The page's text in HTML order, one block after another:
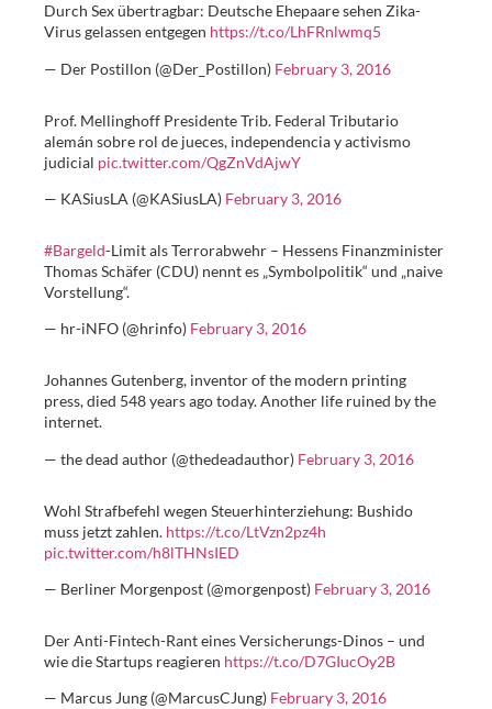
Durch Sex übertragbar: Deutsche Ehepaare sehen Zika-
Virus gelassen entgegen https://t.co/LhFRnlwmq5
— Der Postillon (@Der_Postillon) February 3, 2016
Prof. Mellinghoff Presidente Trib. Federal Tributario
alemán sobre rol de jueces, independencia y activismo
judicial pic.twitter.com/QgZnVdAjwY
— KASiusLA (@KASiusLA) February 3, 2016
#Bargeld-Limit als Terrorabwehr – Hessens Finanzminister
Thomas Schäfer (CDU) nennt es „Symbolpolitik“ und „naive
Vorstellung“.
— hr-iNFO (@hrinfo) February 3, 2016
Johannes Gutenberg, inventor of the modern printing
press, died 548 years ago today. Another life ruined by the
internet.
— the dead author (@thedeadauthor) February 3, 2016
Wohl Strafbefehl wegen Steuerhinterziehung: Bushido
muss jetzt zahlen. https://t.co/LtVzn2pz4h
pic.twitter.com/h8lTHNsIED
— Berliner Morgenpost (@morgenpost) February 3, 2016
Der Anti-Fintech-Rant eines Versicherungs-Dinos – und
wie die Startups reagieren https://t.co/D7GIucOy2B
— Marcus Jung (@MarcusCJung) February 3, 2016